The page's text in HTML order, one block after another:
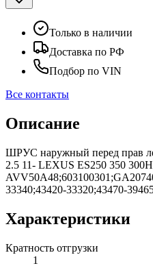
Только в наличии
Доставка по РФ
Подбор по VIN
Все контакты
Описание
ШРУС наружный перед прав
2.5 11- LEXUS ES250 350
33340;43420-33320;43470-
Характеристики
Кратность отгрузки
1